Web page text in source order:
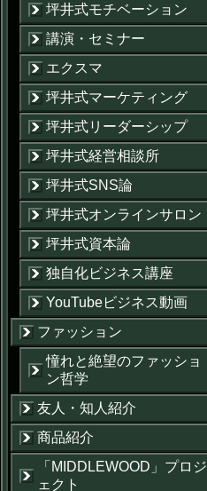
坪井式モチベーション
講演・セミナー
エクスマ
坪井式マーケティング
坪井式リーダーシップ
坪井式経営相談所
坪井式SNS論
坪井式オンラインサロン
坪井式資本論
独自化ビジネス講座
YouTubeビジネス動画
ファッション
憧れと絶望のファッショ
ン哲学
友人・知人紹介
商品紹介
「MIDDLEWOOD」プロジ
ェクト